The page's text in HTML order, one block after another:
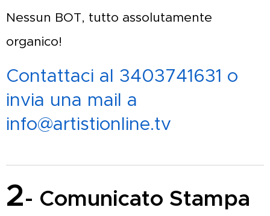
Nessun BOT, tutto assolutamente
organico!
Contattaci al 3403741631 o
invia una mail a
info@artistionline.tv
2- Comunicato Stampa